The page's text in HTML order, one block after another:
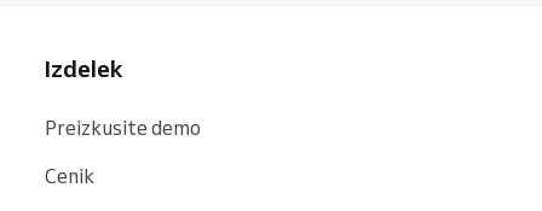
Izdelek
Preizkusite demo
Cenik